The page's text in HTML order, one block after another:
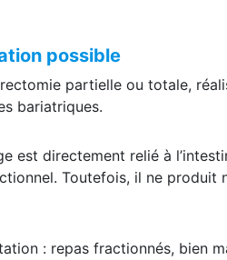
possible
partielle ou totale,
bariatriques.
est directement relié à
Toutefois, il ne produit
: repas fractionnés, bien